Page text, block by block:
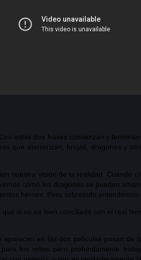
estas dos frases comienzan y
que aterrorizan, brujas, dragones y
nuestra visión de la realidad. Cuando
cómo los dragones se pueden
héroes. Pero sobretodo
si no es bien conciliado con el real
en las dos películas pasan
los niños pero profundamente